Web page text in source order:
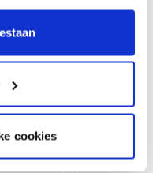
cookies
houden.